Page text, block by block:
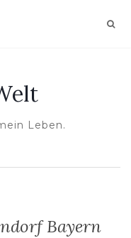
Leben.
Bayern